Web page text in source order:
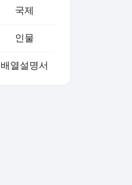
국제
인물
배열설명서